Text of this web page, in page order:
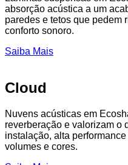
absorção acústica a um
paredes e tetos que pedem
conforto sonoro.
Saiba Mais
Cloud
Nuvens acústicas em
reverberação e valorizam o
instalação, alta
volumes e cores.